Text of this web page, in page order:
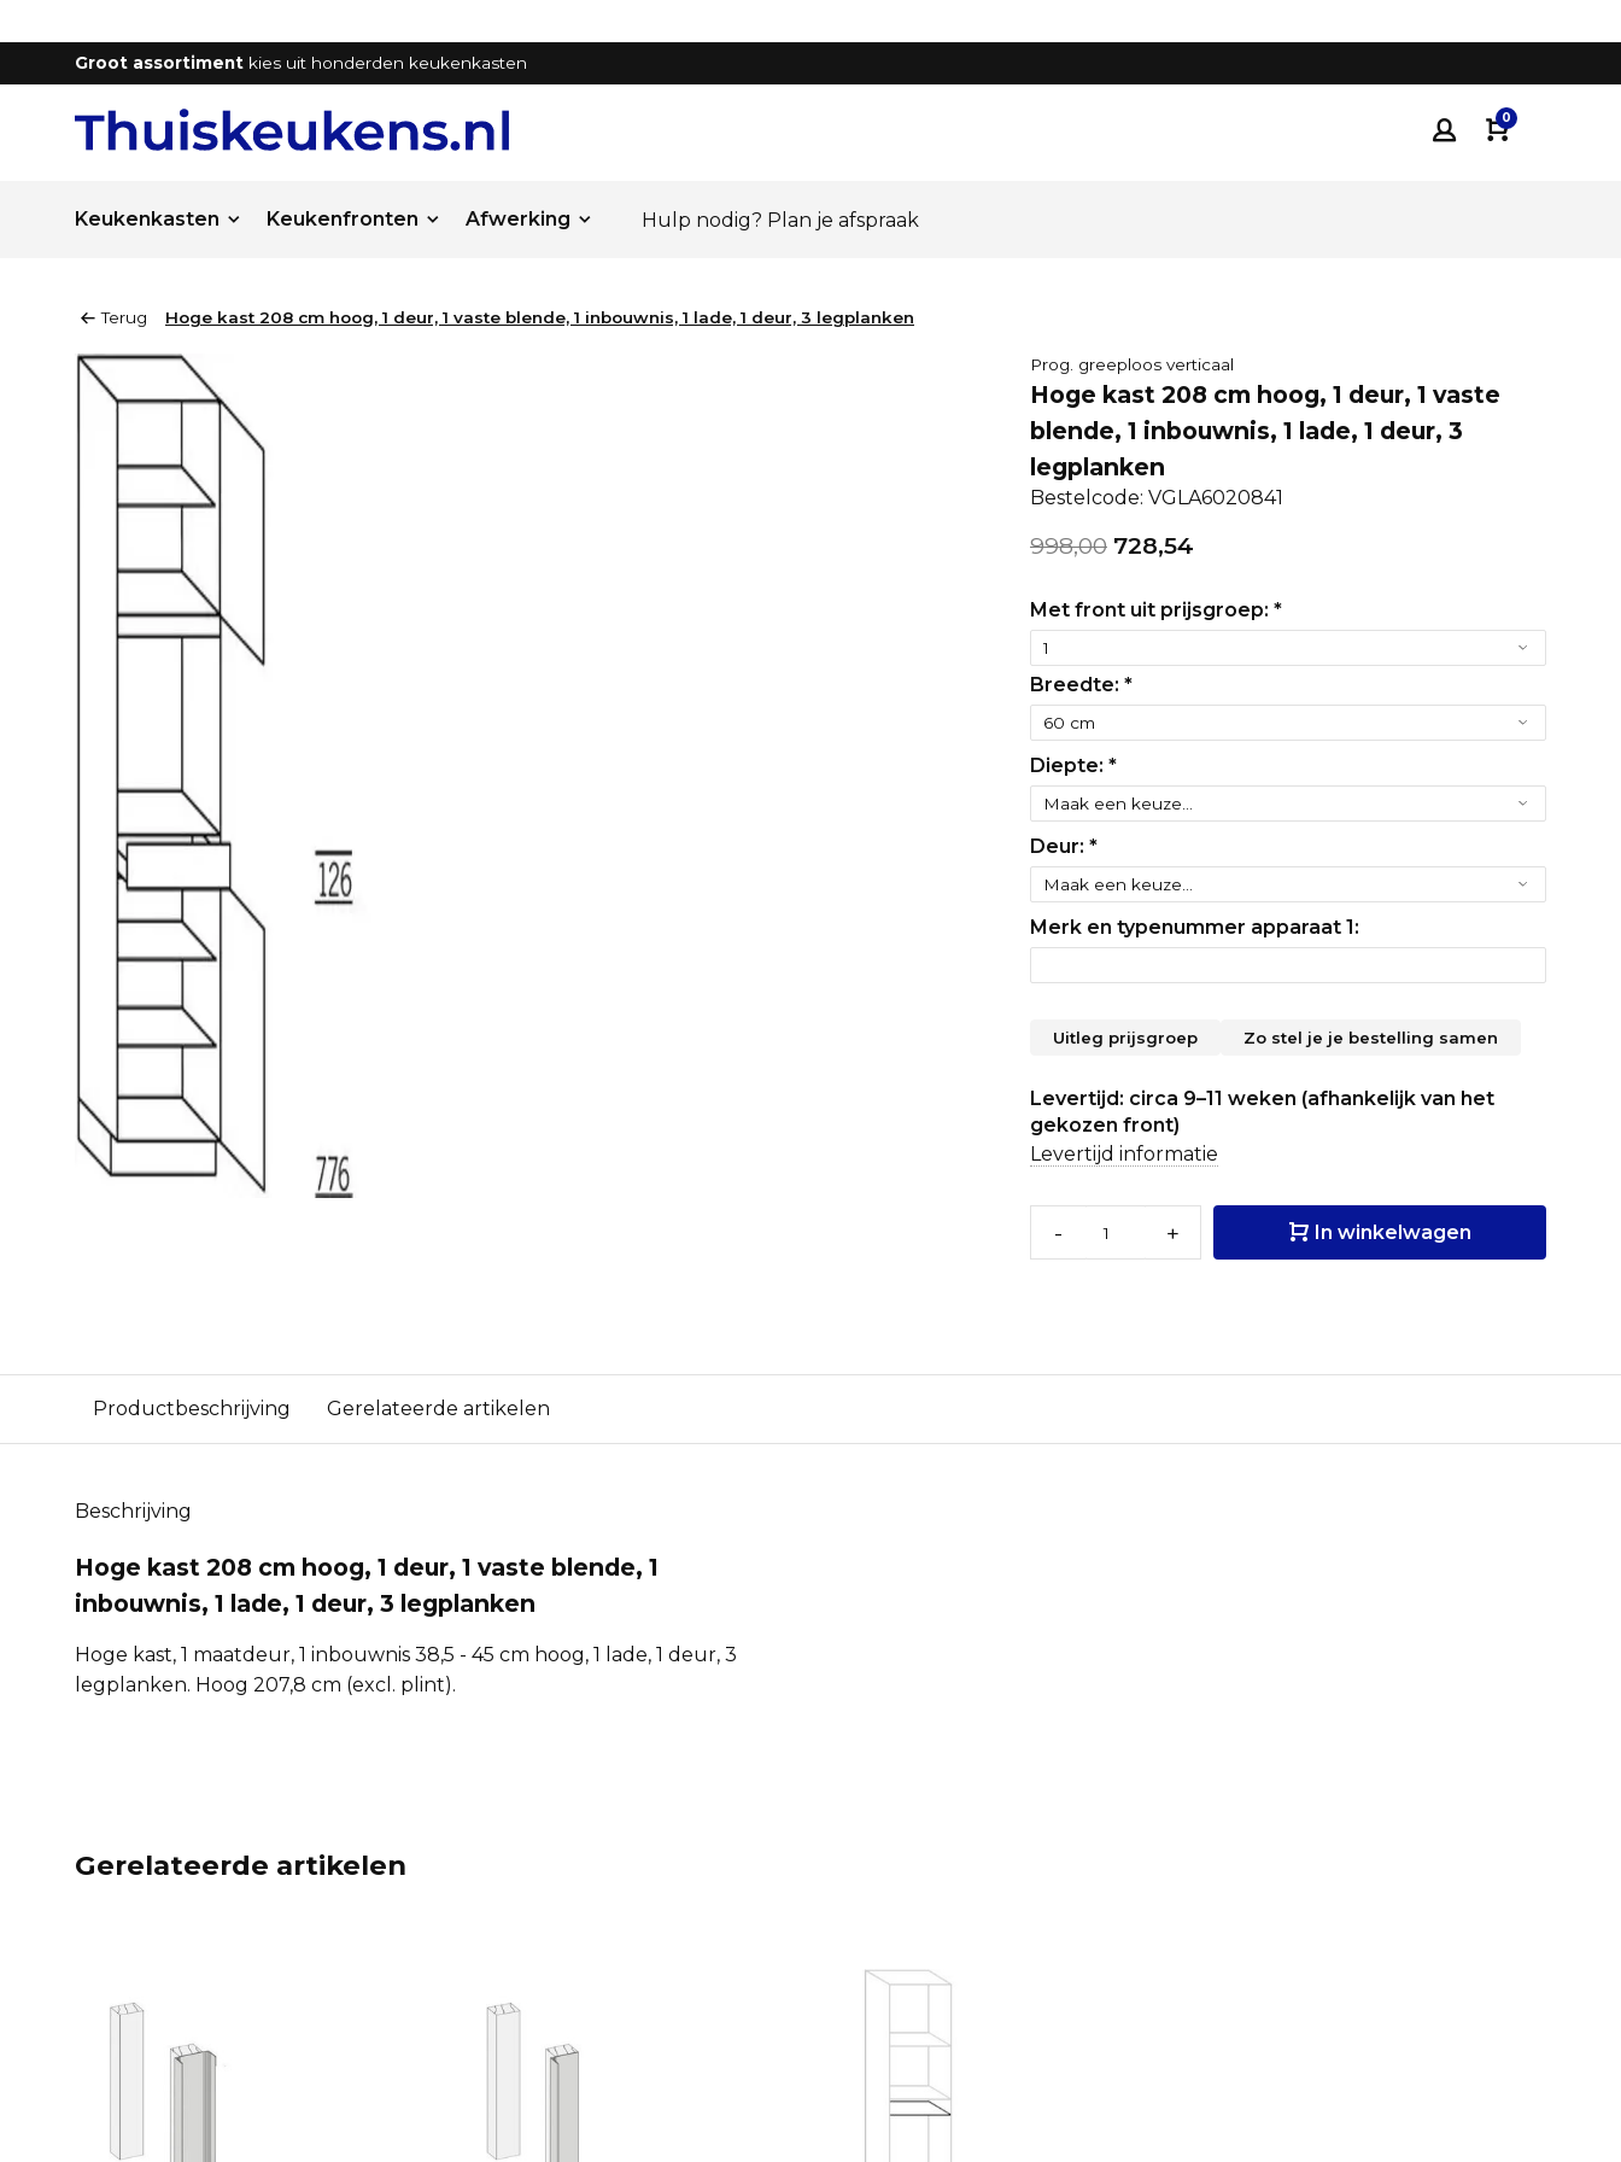
Groot assortiment kies uit honderden keukenkasten
0
Keukenkasten Keukenfronten Afwerking Hulp nodig? Plan je afspraak
Terug Hoge kast 208 cm hoog, 1 deur, 1 vaste blende, 1 inbouwnis, 1 lade, 1 deur, 3 legplanken
Prog. greeploos verticaal
Hoge kast 208 cm hoog, 1 deur, 1 vaste
blende, 1 inbouwnis, 1 lade, 1 deur, 3
legplanken
Bestelcode: VGLA6020841
998,00 728,54
Met front uit prijsgroep: *
Breedte: *
Diepte: *
Deur: *
Merk en typenummer apparaat 1:
Uitleg prijsgroep Zo stel je je bestelling samen
Levertijd: circa 9–11 weken (afhankelijk van het
gekozen front)
Levertijd informatie
- + In winkelwagen
Productbeschrijving Gerelateerde artikelen
Beschrijving
Hoge kast 208 cm hoog, 1 deur, 1 vaste blende, 1
inbouwnis, 1 lade, 1 deur, 3 legplanken
Hoge kast, 1 maatdeur, 1 inbouwnis 38,5 - 45 cm hoog, 1 lade, 1 deur, 3
legplanken. Hoog 207,8 cm (excl. plint).
Gerelateerde artikelen